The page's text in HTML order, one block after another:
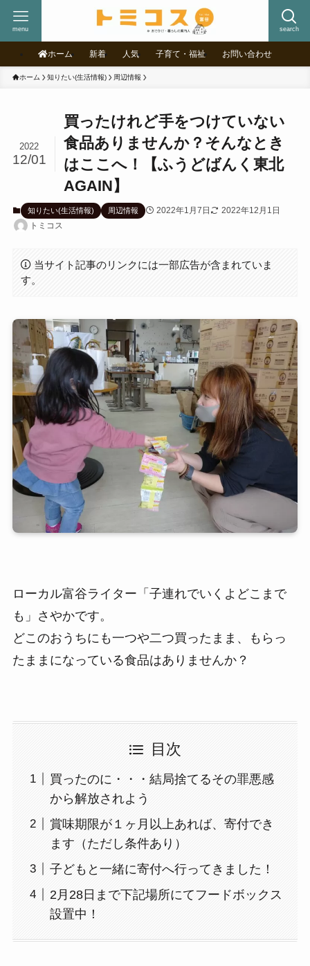
search
menu
ホーム 新着 人気 子育て・福祉 お問い合わせ
ホーム 知りたい(生活情報) 周辺情報
買ったけれど手をつけていない
食品ありませんか？そんなとき
はここへ！【ふうどばんく東北
AGAIN】
2022
12/01
知りたい(生活情報) 周辺情報 2022年1月7日
2022年12月1日
トミコス
当サイト記事のリンクには一部広告が含まれていま
す。
ローカル富谷ライター「子連れでいくよどこまで
も」さやかです。
どこのおうちにも一つや二つ買ったまま、もらっ
たままになっている食品はありませんか？
目次
買ったのに・・・結局捨てるその罪悪感
から解放されよう
賞味期限が１ヶ月以上あれば、寄付でき
ます（ただし条件あり）
子どもと一緒に寄付へ行ってきました！
2月28日まで下記場所にてフードボックス
設置中！